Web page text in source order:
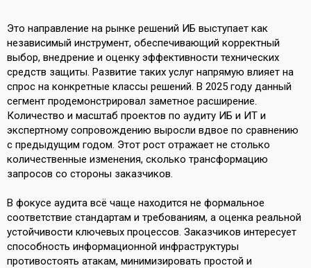
Это направление на рынке решений ИБ выступает как
независимый инструмент, обеспечивающий корректный
выбор, внедрение и оценку эффективности технических
средств защиты. Развитие таких услуг напрямую влияет на
спрос на конкретные классы решений. В 2025 году данный
сегмент продемонстрировал заметное расширение.
Количество и масштаб проектов по аудиту ИБ и ИТ и
экспертному сопровождению выросли вдвое по сравнению
с предыдущим годом. Этот рост отражает не столько
количественные изменения, сколько трансформацию
запросов со стороны заказчиков.
В фокусе аудита всё чаще находится не формальное
соответствие стандартам и требованиям, а оценка реальной
устойчивости ключевых процессов. Заказчиков интересует
способность информационной инфраструктуры
противостоять атакам, минимизировать простой и